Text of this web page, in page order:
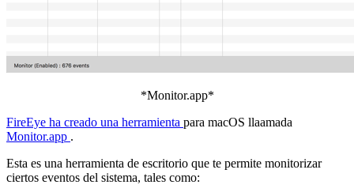
*Monitor.app*
FireEye ha creado una herramienta para macOS llaamada
Monitor.app .
Esta es una herramienta de escritorio que te permite monitorizar
ciertos eventos del sistema, tales como: